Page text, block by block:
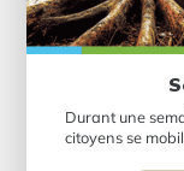
Durant une
citoyens se